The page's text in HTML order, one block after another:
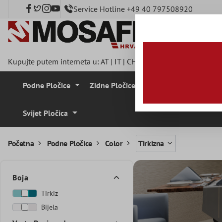
glavni sadržaj Service Hotline +49 40 797508920
Kupujte putem interneta u:AT| IT| CH
Podne Pločice Zidne Pločice
Svijet Pločica
Početna Podne Pločice Color Tirkizna
Boja
Tirkiz
Bijela